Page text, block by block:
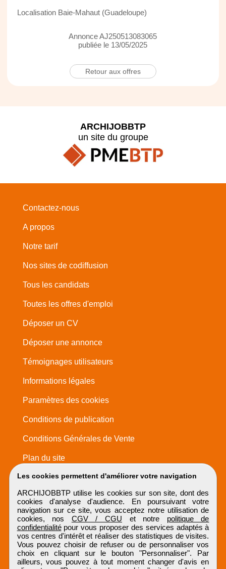
Localisation Baie-Mahaut (Guadeloupe)
Annonce AJ250513083065
publiée le 13/05/2025
Retour aux offres
Les cookies permettent d'améliorer votre navigation
ARCHIJOBBTP utilise les cookies sur son site, dont des
cookies d'analyse d'audience. En poursuivant votre
navigation sur ce site, vous acceptez notre utilisation de
cookies, nos CGV / CGU et notre politique de
confidentialitépour vous proposer des services adaptés à
vos centres d'intérêt et réaliser des statistiques de visites.
Vous pouvez choisir de refuser ou de personnaliser vos
choix en cliquant sur le bouton "Personnaliser". Par
ailleurs, vous pouvez à tout moment changer d'avis en
ARCHIJOBBTP
un site du groupe
Contactez-nous
A propos
Notre tarif
Nos sites de codiffusion
Tous les candidats
Toutes les offres d'emploi
Déposer un CV
Déposer une annonce
Témoignages utilisateurs
Informations légales
Paramètres des cookies
Conditions de publication
Conditions Générales de Vente
Plan du site